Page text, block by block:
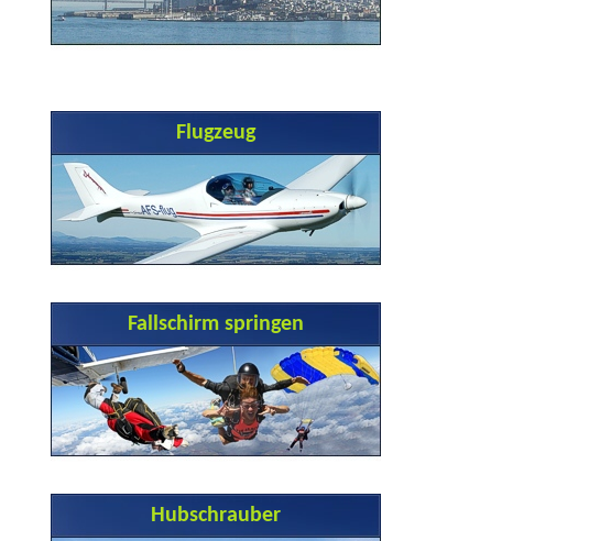
Flugzeug
Fallschirm springen
Hubschrauber